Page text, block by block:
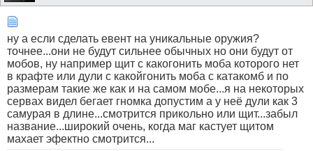
ну а если сделать евент на уникальные оружия?
точнее...они не будут сильнее обычных но они будут от
мобов, ну например щит с какогонить моба которого нет
в крафте или дули с какойгонить моба с катакомб и по
размерам такие же как и на самом мобе...я на некоторых
сервах видел бегает гномка допустим а у неё дули как 3
самурая в длине...смотрится прикольно или щит...забыл
название...широкий очень, когда маг кастует щитом
махает эфектно смотрится...